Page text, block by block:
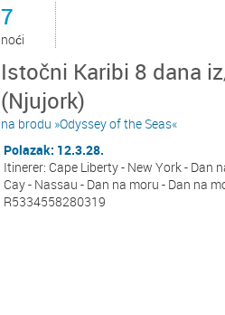
7
noći
Istočni Karibi 8 dana
(Njujork)
na brodu »Odyssey of the Seas«
Polazak: 12.3.28.
Itinerer: Cape Liberty - New York - Dan
Cay - Nassau - Dan na moru - Dan na
R5334558280319